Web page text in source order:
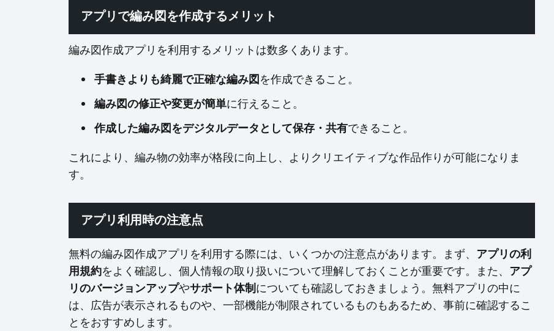
アプリで編み図を作成するメリット
編み図作成アプリを利用するメリットは数多くあります。
手書きよりも綺麗で正確な編み図を作成できること。
編み図の修正や変更が簡単に行えること。
作成した編み図をデジタルデータとして保存・共有できること。
これにより、編み物の効率が格段に向上し、よりクリエイティブな作品作りが可能になりま
す。
アプリ利用時の注意点
無料の編み図作成アプリを利用する際には、いくつかの注意点があります。まず、 アプリの利
用規約をよく確認し、個人情報の取り扱いについて理解しておくことが重要です。また、 アプ
リのバージョンアップやサポート体制についても確認しておきましょう。無料アプリの中に
は、広告が表示されるものや、一部機能が制限されているものもあるため、事前に確認するこ
とをおすすめします。